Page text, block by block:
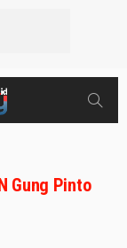
Gung Pinto